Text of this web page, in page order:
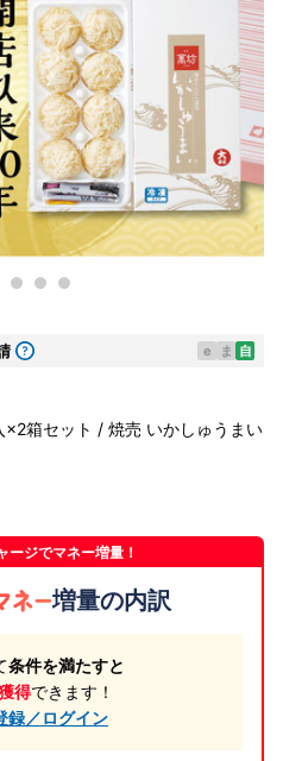
e ま 自
箱セット / 焼売 いかしゅうまい
ージでマネー増量！
増量の内訳
条件を満たすと
得できます！
録／ログイン